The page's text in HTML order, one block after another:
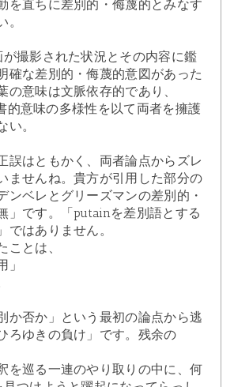
を直ちに差別的・侮蔑的とみなす
撮影された状況とその内容に鑑
確な差別的・侮蔑的意図があった
の意味は文脈依存的であり、
的意味の多様性を以て両者を擁護
い。
誤はともかく、両者論点からズレ
ませんね。貴方が引用した部分の
ンベレとグリーズマンの差別的・
」です。「putainを差別語とする
ではありません。
ことは、
」
か否か」という最初の論点から逃
ろゆきの負け」です。残余の
を巡る一連のやり取りの中に、何